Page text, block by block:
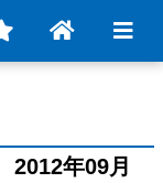
2012年09月